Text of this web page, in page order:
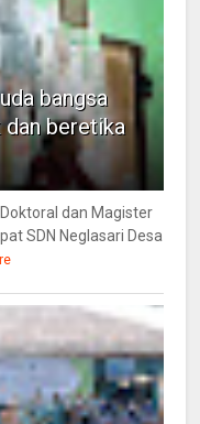
bangsa
beretika
dan Magister
SDN Neglasari Desa